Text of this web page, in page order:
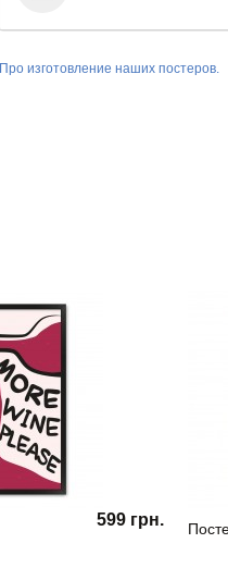
Про изготовление наших постеров.
599 грн.